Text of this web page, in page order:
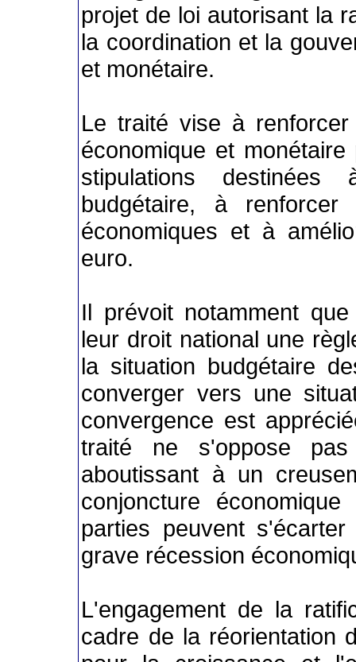
projet de loi autorisant la
la coordination et la
et monétaire.
Le traité vise à
économique et
stipulations
budgétaire, à
économiques et à
euro.
Il prévoit notamment
leur droit national une
la situation budgétaire
converger vers une
convergence est
traité ne s'oppose
aboutissant à un
conjoncture
parties peuvent
grave récession
L'engagement de la
cadre de la réorientation